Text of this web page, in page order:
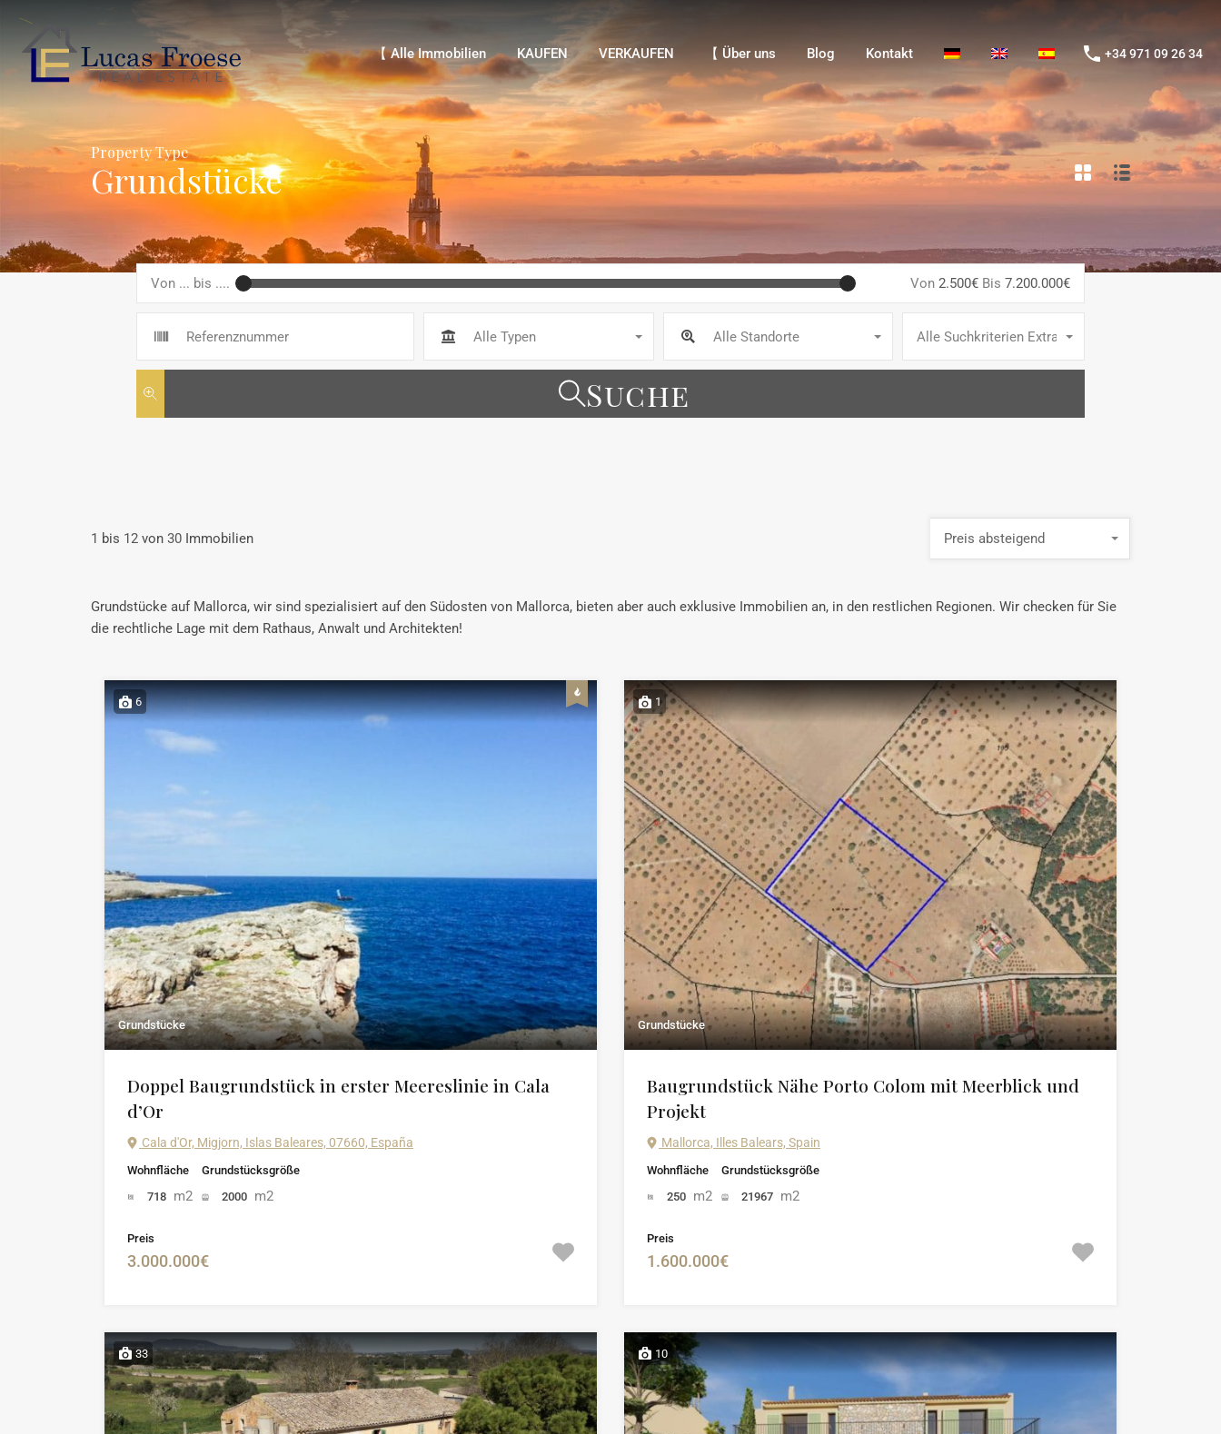
【 Alle Immobilien VERKAUFEN
【 Alle Immobilien
KAUFEN VERKAUFEN 【 Über uns Blog Kontakt +34 971 09 26 34
Property Type
Grundstücke
Von ... bis .... Von 2.500€ Bis 7.200.000€
Alle Typen Alle Standorte Alle Suchkriterien Extras
Suche
1 bis 12 von 30 Immobilien Preis absteigend
Grundstücke auf Mallorca, wir sind spezialisiert auf den Südosten von Mallorca, bieten aber auch exklusive Immobilien an, in den restlichen Regionen. Wir checken für Sie
die rechtliche Lage mit dem Rathaus, Anwalt und Architekten!
6
Grundstücke
Doppel Baugrundstück in erster Meereslinie in Cala
d’Or
Cala d'Or, Migjorn, Islas Baleares, 07660, España
Wohnfläche
718 m2
Grundstücksgröße
2000 m2
Preis
3.000.000€
1
Grundstücke
Baugrundstück Nähe Porto Colom mit Meerblick und
Projekt
Mallorca, Illes Balears, Spain
Wohnfläche
250 m2
Grundstücksgröße
21967 m2
Preis
1.600.000€
33 10